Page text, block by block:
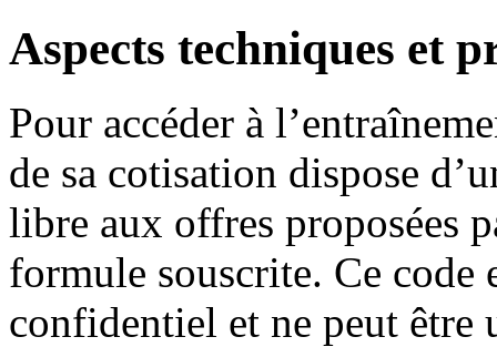
Aspects techniques et
Pour accéder à
de sa cotisation dispose
libre aux offres proposées
formule souscrite. Ce code
confidentiel et ne peut être